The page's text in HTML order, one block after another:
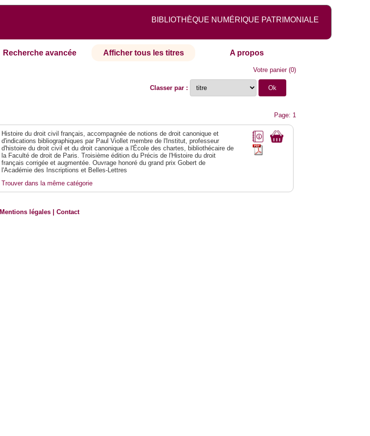
BIBLIOTHÈQUE NUMÉRIQUE PATRIMONIALE
Recherche avancée Afficher tous les titres A propos
Votre panier(0)
Classer par :
Page: 1
Histoire du droit civil français, accompagnée de notions de droit canonique et
d'indications bibliographiques par Paul Viollet membre de l'Institut, professeur
d'histoire du droit civil et du droit canonique a l'École des chartes, bibliothécaire de
la Faculté de droit de Paris. Troisième édition du Précis de l'Histoire du droit
français corrigée et augmentée. Ouvrage honoré du grand prix Gobert de
l'Académie des Inscriptions et Belles-Lettres
Trouver dans la même catégorie
Mentions légales |Contact